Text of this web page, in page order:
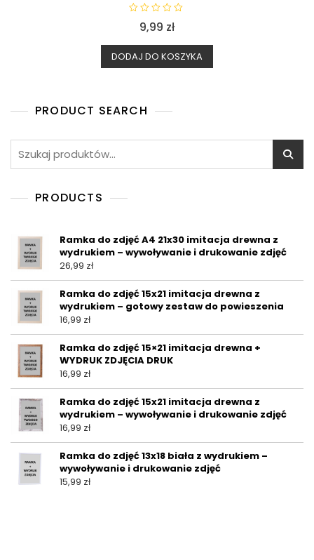
n
i
o
n
5
9,99 zł
DODAJ DO KOSZYKA
PRODUCT SEARCH
Szukaj:
PRODUCTS
Ramka do zdjęć A4 21x30 imitacja drewna z
wydrukiem – wywoływanie i drukowanie zdjęć
26,99 zł
Ramka do zdjęć 15x21 imitacja drewna z
wydrukiem – gotowy zestaw do powieszenia
16,99 zł
Ramka do zdjęć 15×21 imitacja drewna +
WYDRUK ZDJĘCIA DRUK
16,99 zł
Ramka do zdjęć 15x21 imitacja drewna z
wydrukiem – wywoływanie i drukowanie zdjęć
16,99 zł
Ramka do zdjęć 13x18 biała z wydrukiem –
wywoływanie i drukowanie zdjęć
15,99 zł